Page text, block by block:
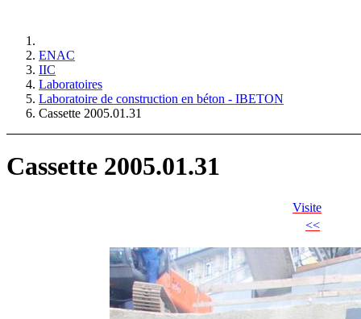
ENAC
IIC
Laboratoires
Laboratoire de construction en béton - IBETON
Cassette 2005.01.31
Cassette 2005.01.31
Visite
<<